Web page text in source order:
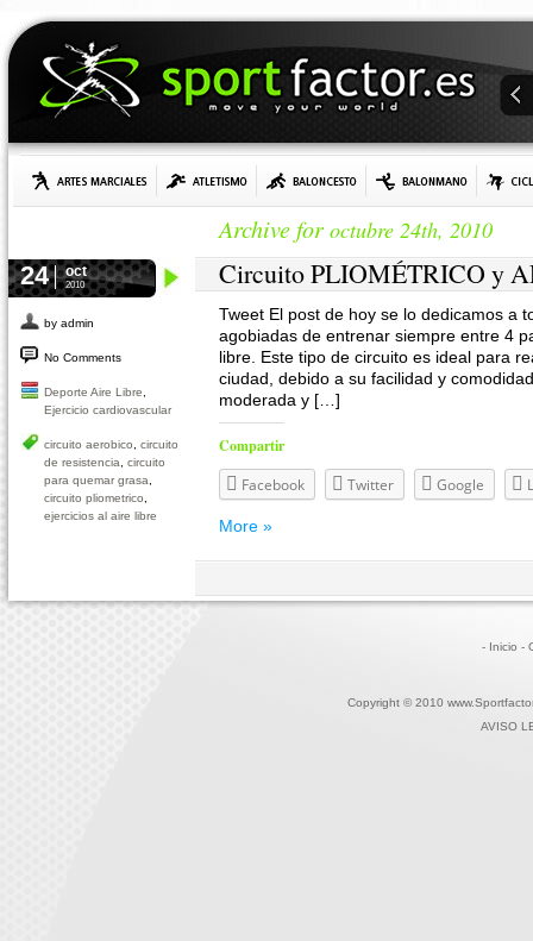
Archive foroctubre 24th, 2010
24 oct
2010
by admin
No Comments
Deporte Aire Libre
Ejercicio cardiovascular
circuito aerobico
circuito
de resistencia
circuito
para quemar grasa
circuito pliometrico
ejercicios al aire libre
Circuito PLIOMÉTRICO y
Tweet El post de hoy se lo dedicamos a
agobiadas de entrenar siempre entre 4
libre. Este tipo de circuito es ideal para
ciudad, debido a su facilidad y
moderada y […]
Compartir
Facebook
Twitter Google
More »
- Inicio -
Copyright © 2010
AVISO